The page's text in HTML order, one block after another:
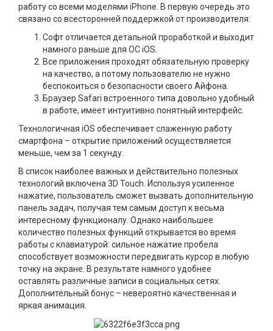
работу со всеми моделями iPhone. В первую очередь это
связано со всесторонней поддержкой от производителя:
Софт отличается детальной проработкой и выходит
намного раньше для ОС iOS.
Все приложения проходят обязательную проверку
на качество, а потому пользователю не нужно
беспокоиться о безопасности своего Айфона.
Браузер Safari встроенного типа довольно удобный
в работе, имеет интуитивно понятный интерфейс.
Технологичная iOS обеспечивает слаженную работу
смартфона – открытие приложений осуществляется
меньше, чем за 1 секунду.
В список наиболее важных и действительно полезных
технологий включена 3D Touch. Используя усиленное
нажатие, пользователь сможет вызвать дополнительную
панель задач, получая тем самым доступ к весьма
интересному функционалу. Однако наибольшее
количество полезных функций открывается во время
работы с клавиатурой: сильное нажатие пробела
способствует возможности передвигать курсор в любую
точку на экране. В результате намного удобнее
оставлять различные записи в социальных сетях.
Дополнительный бонус – невероятно качественная и
яркая анимация.